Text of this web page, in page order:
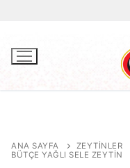
ANA SAYFA ZEYTINLER
BÜTÇE YAĞLI SELE ZEYTİN